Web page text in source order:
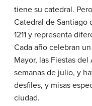
tiene su catedral.
Catedral de Santiago
1211 y representa
Cada año celebran
Mayor, las Fiestas
semanas de julio, y
desfiles, y misas
ciudad.